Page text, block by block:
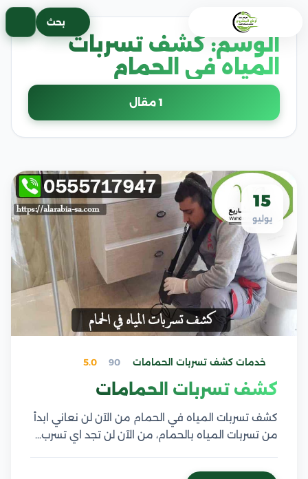
بحث
الوسم: كشف تسربات
المياه في الحمام
1 مقال
15
يوليو
خدمات كشف تسربات الحمامات 90
5.0
كشف تسربات الحمامات
كشف تسربات المياه في الحمام من الآن لن نعاني ابدأ
من تسربات المياه بالحمام، من الآن لن تجد اي تسرب…